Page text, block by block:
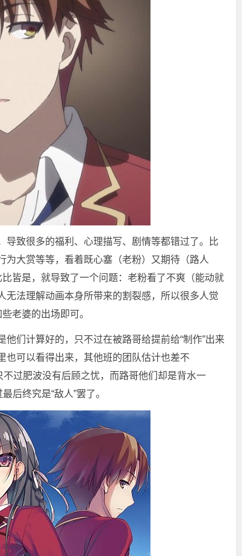
致很多的福利、心理描写、剧情等都错过了。比
大赏等等，看着既心塞（老粉）又期待（路人
皆是，就导致了一个问题：老粉看了不爽（能动就
法理解动画本身所带来的割裂感，所以很多人觉
老婆的出场即可。
们计算好的，只不过在被路哥给提前给“制作”出来
也可以看得出来，其他班的团队估计也差不
过肥波没有后顾之忧，而路哥他们却是背水一
后终究是“敌人”罢了。